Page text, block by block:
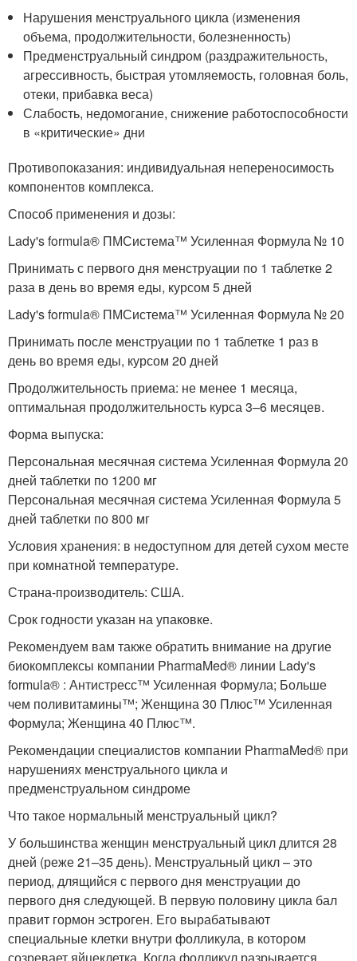
Нарушения менструального цикла (изменения
объема, продолжительности, болезненность)
Предменструальный синдром (раздражительность,
агрессивность, быстрая утомляемость, головная боль,
отеки, прибавка веса)
Слабость, недомогание, снижение работоспособности
в «критические» дни
Противопоказания: индивидуальная непереносимость
компонентов комплекса.
Способ применения и дозы:
Lady's formula® ПМСистема™ Усиленная Формула № 10
Принимать с первого дня менструации по 1 таблетке 2
раза в день во время еды, курсом 5 дней
Lady's formula® ПМСистема™ Усиленная Формула № 20
Принимать после менструации по 1 таблетке 1 раз в
день во время еды, курсом 20 дней
Продолжительность приема: не менее 1 месяца,
оптимальная продолжительность курса 3–6 месяцев.
Форма выпуска:
Персональная месячная система Усиленная Формула 20
дней таблетки по 1200 мг
Персональная месячная система Усиленная Формула 5
дней таблетки по 800 мг
Условия хранения: в недоступном для детей сухом месте
при комнатной температуре.
Страна-производитель: США.
Срок годности указан на упаковке.
Рекомендуем вам также обратить внимание на другие
биокомплексы компании PharmaMed® линии Lady's
formula® : Антистресс™ Усиленная Формула; Больше
чем поливитамины™; Женщина 30 Плюс™ Усиленная
Формула; Женщина 40 Плюс™.
Рекомендации специалистов компании PharmaMed® при
нарушениях менструального цикла и
предменструальном синдроме
Что такое нормальный менструальный цикл?
У большинства женщин менструальный цикл длится 28
дней (реже 21–35 день). Менструальный цикл – это
период, длящийся с первого дня менструации до
первого дня следующей. В первую половину цикла бал
правит гормон эстроген. Его вырабатывают
специальные клетки внутри фолликула, в котором